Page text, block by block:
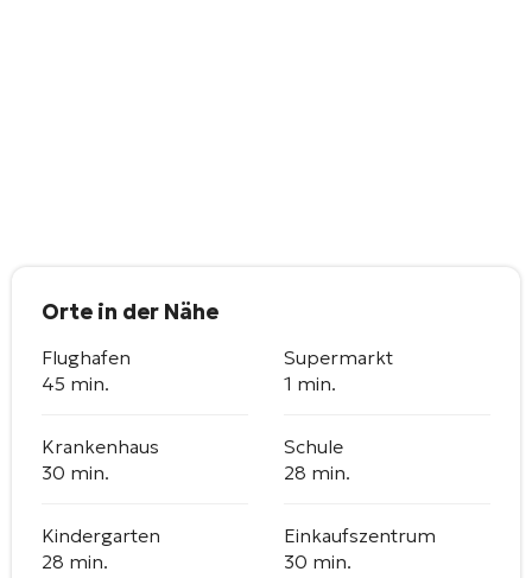
Orte in der Nähe
Flughafen
45 min.
Supermarkt
1 min.
Krankenhaus
30 min.
Schule
28 min.
Kindergarten
28 min.
Einkaufszentrum
30 min.